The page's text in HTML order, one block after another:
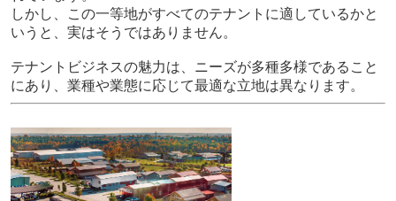
しかし、この一等地がすべてのテナントに適しているかと
いうと、実はそうではありません。
テナントビジネスの魅力は、ニーズが多種多様であること
にあり、業種や業態に応じて最適な立地は異なります。